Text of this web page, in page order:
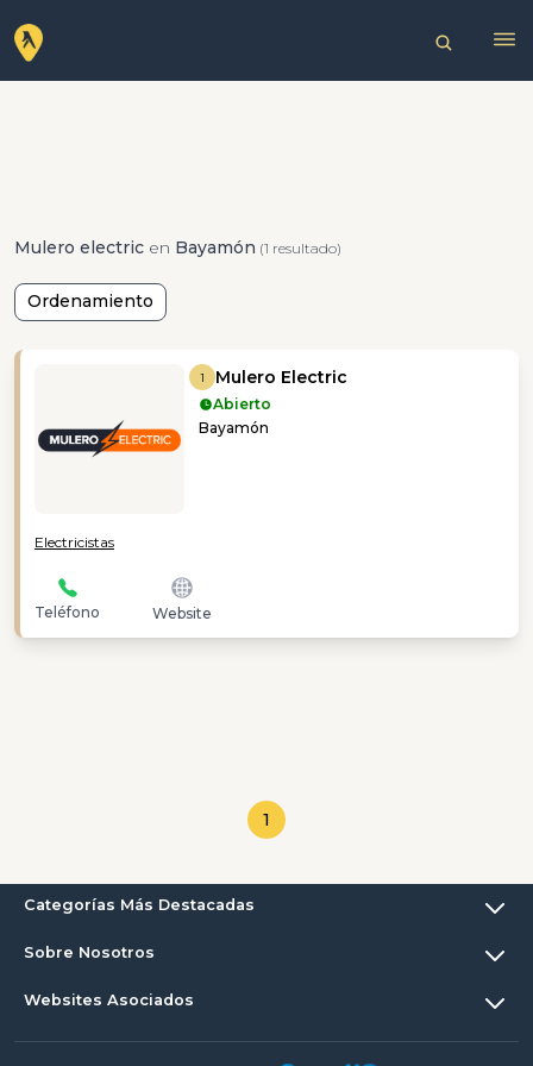
Mulero electric en Bayamón (1 resultado)
Ordenamiento
1 Mulero Electric
Abierto
Bayamón
Electricistas
Teléfono Website
1
Categorías Más Destacadas
Sobre Nosotros
Websites Asociados